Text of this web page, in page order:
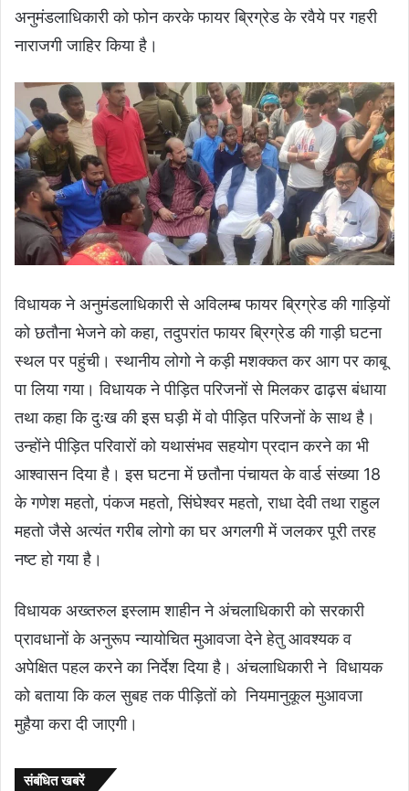
अनुमंडलाधिकारी को फोन करके फायर ब्रिग्रेड के रवैये पर गहरी
नाराजगी जाहिर किया है।
विधायक ने अनुमंडलाधिकारी से अविलम्ब फायर ब्रिग्रेड की गाड़ियों
को छतौना भेजने को कहा, तदुपरांत फायर ब्रिग्रेड की गाड़ी घटना
स्थल पर पहुंची। स्थानीय लोगो ने कड़ी मशक्कत कर आग पर काबू
पा लिया गया। विधायक ने पीड़ित परिजनों से मिलकर ढाढ़स बंधाया
तथा कहा कि दुःख की इस घड़ी में वो पीड़ित परिजनों के साथ है।
उन्होंने पीड़ित परिवारों को यथासंभव सहयोग प्रदान करने का भी
आश्वासन दिया है। इस घटना में छतौना पंचायत के वार्ड संख्या 18
के गणेश महतो, पंकज महतो, सिंघेश्वर महतो, राधा देवी तथा राहुल
महतो जैसे अत्यंत गरीब लोगो का घर अगलगी में जलकर पूरी तरह
नष्ट हो गया है।
विधायक अख्तरुल इस्लाम शाहीन ने अंचलाधिकारी को सरकारी
प्रावधानों के अनुरूप न्यायोचित मुआवजा देने हेतु आवश्यक व
अपेक्षित पहल करने का निर्देश दिया है। अंचलाधिकारी ने विधायक
को बताया कि कल सुबह तक पीड़ितों को नियमानुकूल मुआवजा
मुहैया करा दी जाएगी।
संबंधित खबरें